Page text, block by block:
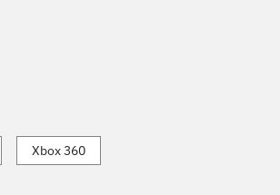
Xbox 360